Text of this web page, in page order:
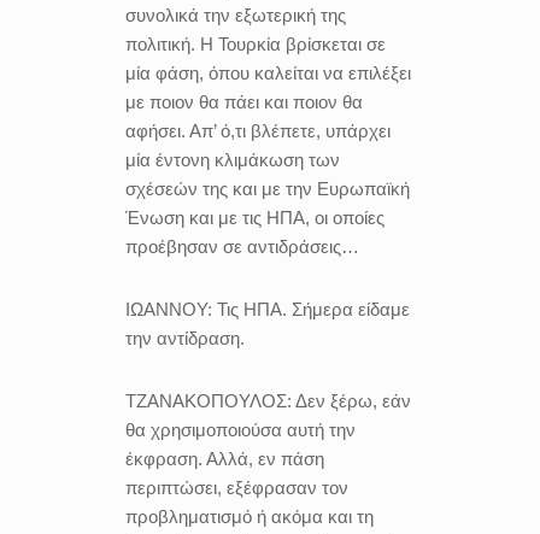
συνολικά την εξωτερική της
πολιτική. Η Τουρκία βρίσκεται σε
μία φάση, όπου καλείται να επιλέξει
με ποιον θα πάει και ποιον θα
αφήσει. Απ’ ό,τι βλέπετε, υπάρχει
μία έντονη κλιμάκωση των
σχέσεών της και με την Ευρωπαϊκή
Ένωση και με τις ΗΠΑ, οι οποίες
προέβησαν σε αντιδράσεις…
ΙΩΑΝΝΟΥ: Τις ΗΠΑ. Σήμερα είδαμε
την αντίδραση.
ΤΖΑΝΑΚΟΠΟΥΛΟΣ: Δεν ξέρω, εάν
θα χρησιμοποιούσα αυτή την
έκφραση. Αλλά, εν πάση
περιπτώσει, εξέφρασαν τον
προβληματισμό ή ακόμα και τη